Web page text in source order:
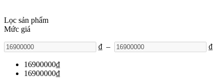
Lọc sản phẩm
Mức giá
₫ – ₫
16900000₫
16900000₫